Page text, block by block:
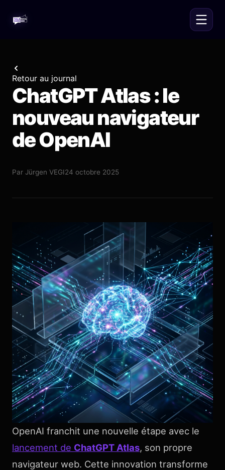
Retour au journal
ChatGPT Atlas : le
nouveau navigateur
de OpenAI
Par Jürgen VEGI24 octobre 2025
OpenAI franchit une nouvelle étape avec le
lancement de ChatGPT Atlas, son propre
navigateur web. Cette innovation transforme